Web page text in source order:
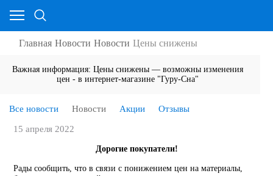
Главная Новости Новости Цены снижены
Важная информация: Цены снижены — возможны изменения
цен - в интернет-магазине "Гуру-Сна"
Все новости Новости Акции Отзывы
15 апреля 2022
Дорогие покупатели!
Рады сообщить, что в связи с понижением цен на материалы,